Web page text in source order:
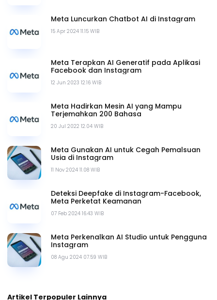
15 Apr 2024 11.15 WIB
Meta Luncurkan Chatbot AI di Instagram
12 Jun 2023 12.16 WIB
Meta Terapkan AI Generatif pada Aplikasi
Facebook dan Instagram
20 Jul 2022 12.04 WIB
Meta Hadirkan Mesin AI yang Mampu
Terjemahkan 200 Bahasa
11 Nov 2024 11.08 WIB
Meta Gunakan AI untuk Cegah Pemalsuan
Usia di Instagram
07 Feb 2024 16.43 WIB
Deteksi Deepfake di Instagram-Facebook,
Meta Perketat Keamanan
08 Agu 2024 07.59 WIB
Meta Perkenalkan AI Studio untuk Pengguna
Instagram
Artikel Terpopuler Lainnya